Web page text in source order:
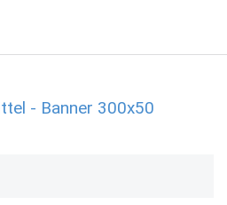
- Banner 300x50